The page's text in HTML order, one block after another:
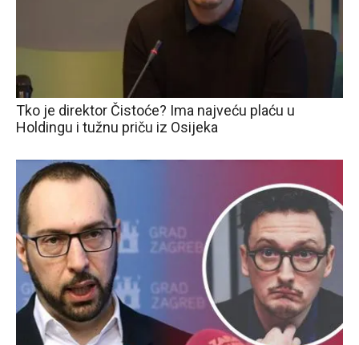
Tko je direktor Čistoće? Ima najveću plaću u
Holdingu i tužnu priču iz Osijeka